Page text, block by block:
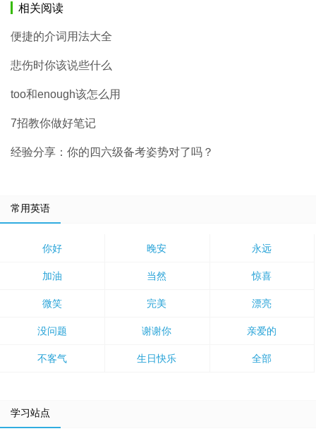
相关阅读
便捷的介词用法大全
悲伤时你该说些什么
too和enough该怎么用
7招教你做好笔记
经验分享：你的四六级备考姿势对了吗？
常用英语
你好 晚安 永远
加油 当然 惊喜
微笑 完美 漂亮
没问题 谢谢你 亲爱的
不客气 生日快乐 全部
学习站点